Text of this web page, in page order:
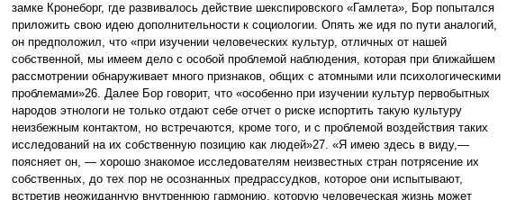
замке Кронеборг, где развивалось действие шекспировского «Гамлета», Бор попытался
приложить свою идею дополнительности к социологии. Опять же идя по пути аналогий,
он предположил, что «при изучении человеческих культур, отличных от нашей
собственной, мы имеем дело с особой проблемой наблюдения, которая при ближайшем
рассмотрении обнаруживает много признаков, общих с атомными или психологическими
проблемами»26. Далее Бор говорит, что «особенно при изучении культур первобытных
народов этнологи не только отдают себе отчет о риске испортить такую культуру
неизбежным контактом, но встречаются, кроме того, и с проблемой воздействия таких
исследований на их собственную позицию как людей»27. «Я имею здесь в виду,—
поясняет он, — хорошо знакомое исследователям неизвестных стран потрясение их
собственных, до тех пор не осознанных предрассудков, которое они испытывают,
встретив неожиданную внутреннюю гармонию, которую человеческая жизнь может